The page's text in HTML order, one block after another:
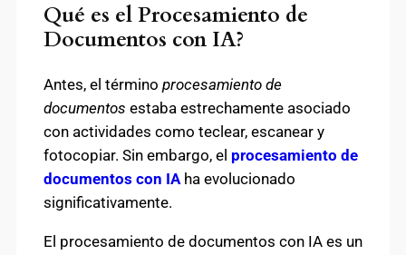
Qué es el Procesamiento de
Documentos con IA?
Antes, el término procesamiento de
documentos estaba estrechamente asociado
con actividades como teclear, escanear y
fotocopiar. Sin embargo, el procesamiento de
documentos con IAha evolucionado
significativamente.
El procesamiento de documentos con IA es un